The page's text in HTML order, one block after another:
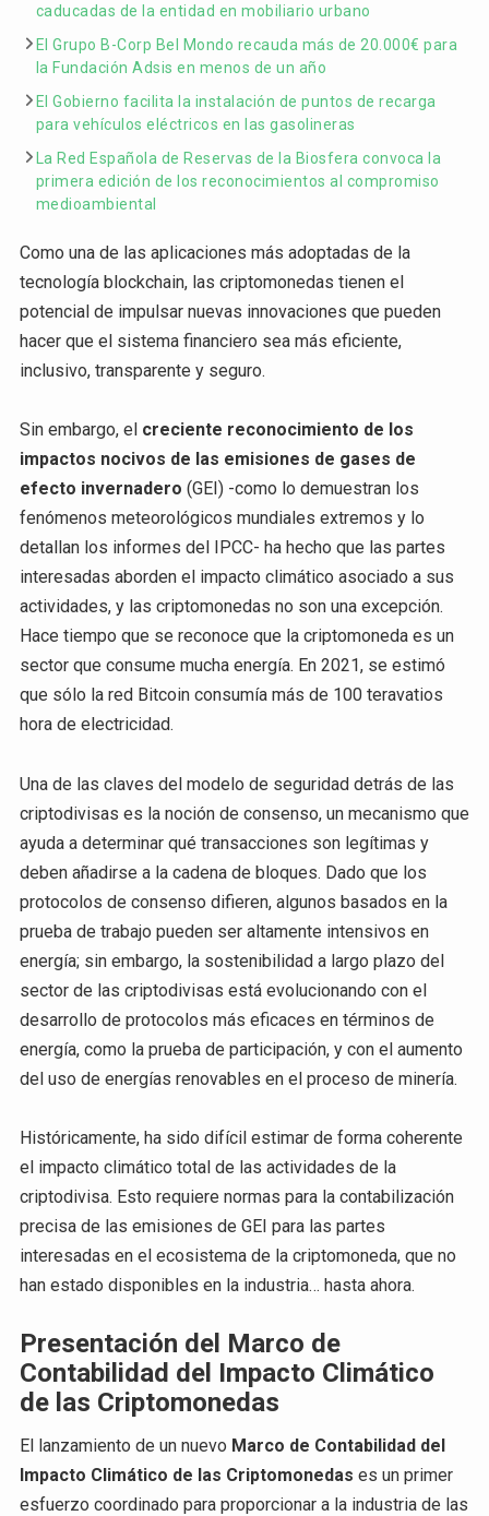
caducadas de la entidad en mobiliario urbano
El Grupo B-Corp Bel Mondo recauda más de 20.000€ para
la Fundación Adsis en menos de un año
El Gobierno facilita la instalación de puntos de recarga
para vehículos eléctricos en las gasolineras
La Red Española de Reservas de la Biosfera convoca la
primera edición de los reconocimientos al compromiso
medioambiental
Como una de las aplicaciones más adoptadas de la
tecnología blockchain, las criptomonedas tienen el
potencial de impulsar nuevas innovaciones que pueden
hacer que el sistema financiero sea más eficiente,
inclusivo, transparente y seguro.
Sin embargo, el creciente reconocimiento de los
impactos nocivos de las emisiones de gases de
efecto invernadero (GEI) -como lo demuestran los
fenómenos meteorológicos mundiales extremos y lo
detallan los informes del IPCC- ha hecho que las partes
interesadas aborden el impacto climático asociado a sus
actividades, y las criptomonedas no son una excepción.
Hace tiempo que se reconoce que la criptomoneda es un
sector que consume mucha energía. En 2021, se estimó
que sólo la red Bitcoin consumía más de 100 teravatios
hora de electricidad.
Una de las claves del modelo de seguridad detrás de las
criptodivisas es la noción de consenso, un mecanismo que
ayuda a determinar qué transacciones son legítimas y
deben añadirse a la cadena de bloques. Dado que los
protocolos de consenso difieren, algunos basados en la
prueba de trabajo pueden ser altamente intensivos en
energía; sin embargo, la sostenibilidad a largo plazo del
sector de las criptodivisas está evolucionando con el
desarrollo de protocolos más eficaces en términos de
energía, como la prueba de participación, y con el aumento
del uso de energías renovables en el proceso de minería.
Históricamente, ha sido difícil estimar de forma coherente
el impacto climático total de las actividades de la
criptodivisa. Esto requiere normas para la contabilización
precisa de las emisiones de GEI para las partes
interesadas en el ecosistema de la criptomoneda, que no
han estado disponibles en la industria… hasta ahora.
Presentación del Marco de
Contabilidad del Impacto Climático
de las Criptomonedas
El lanzamiento de un nuevo Marco de Contabilidad del
Impacto Climático de las Criptomonedas es un primer
esfuerzo coordinado para proporcionar a la industria de las